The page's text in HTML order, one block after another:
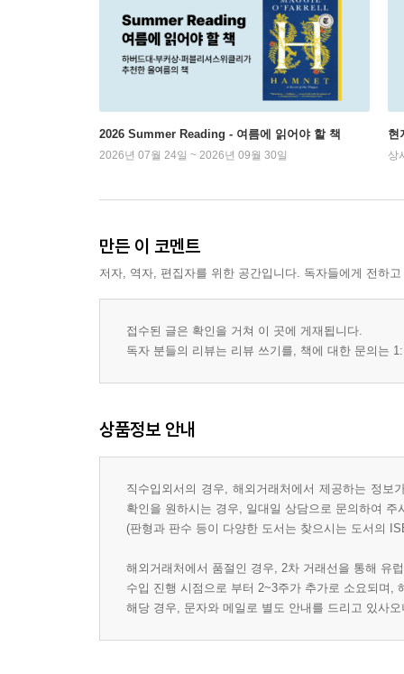
2026 Summer Reading - 여름에 읽어야 할 책
2026년 07월 24일 ~ 2026년 09월 30일
현
상
만든 이 코멘트
저자, 역자, 편집자를 위한 공간입니다. 독자들에게 전하
접수된 글은 확인을 거쳐 이 곳에 게재됩니다.
독자 분들의 리뷰는 리뷰 쓰기를, 책에 대한 문의는
상품정보 안내
직수입외서의 경우, 해외거래처에서 제공하는 정
확인을 원하시는 경우, 일대일 상담으로 문의하여 주
(판형과 판수 등이 다양한 도서는 찾으시는 도서의
해외거래처에서 품절인 경우, 2차 거래선을 통해 유
수입 진행 시점으로 부터 2~3주가 추가로 소요되며,
해당 경우, 문자와 메일로 별도 안내를 드리고 있사